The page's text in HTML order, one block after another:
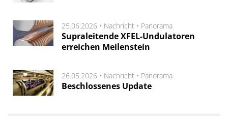
25.06.2026 • Nachricht • Panorama
Supraleitende XFEL-Undulatoren
erreichen Meilenstein
26.05.2026 • Nachricht • Panorama
Beschlossenes Update